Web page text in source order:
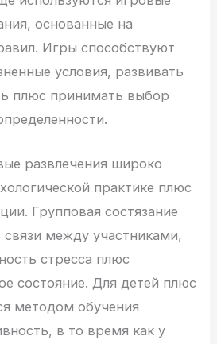
основанные на
Игры способствуют
условия, развивать
плюс принимать выбор
развлечения широко
практике плюс
Групповая состязание
связи между участниками,
стресса плюс
состояние. Для детей плюс
методом обучения
в то время как у